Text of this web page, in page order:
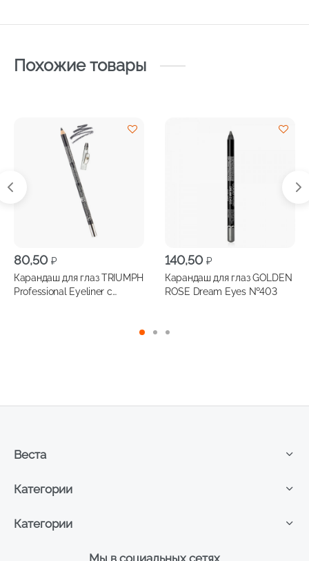
Похожие товары
80,50 ₽
Карандаш для глаз TRIUMPH
Professional Eyeliner с
140,50 ₽
Карандаш для глаз GOLDEN
ROSE Dream Eyes №403
Мы в социальных сетях
Категории
Категории
Веста